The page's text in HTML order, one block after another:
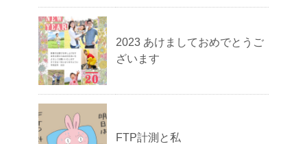
2023 あけましておめでとうご
ざいます
FTP計測と私